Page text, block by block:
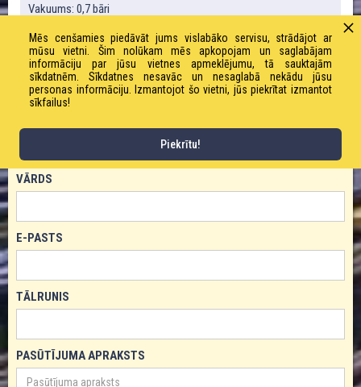
Vakuums: 0,7 bāri
Svars: 140 g / m
Darba spiediens: 2,5 bāri
VĀRDS
E-PASTS
TĀLRUNIS
PASŪTĪJUMA APRAKSTS
Mēs cenšamies piedāvāt jums vislabāko servisu, strādājot ar
mūsu vietni. Šim nolūkam mēs apkopojam un saglabājam
informāciju par jūsu vietnes apmeklējumu, tā sauktajām
sīkdatnēm. Sīkdatnes nesavāc un nesaglabā nekādu jūsu
personas informāciju. Izmantojot šo vietni, jūs piekrītat izmantot
sīkfailus!
Piekrītu!